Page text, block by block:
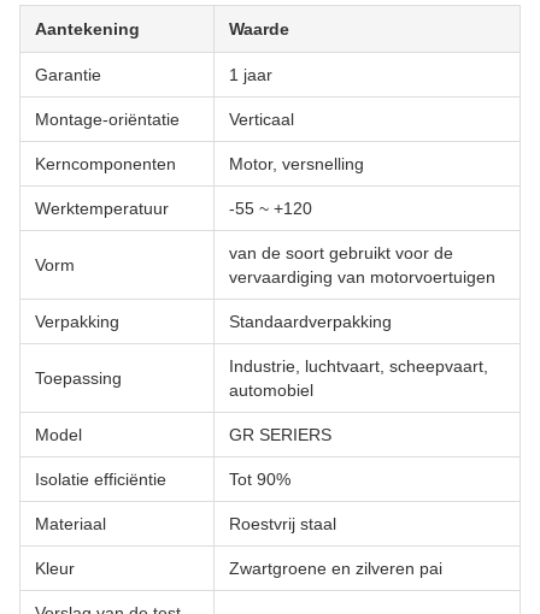
Aantekening Waarde
Garantie 1 jaar
Montage-oriëntatie Verticaal
Kerncomponenten Motor, versnelling
Werktemperatuur -55 ~ +120
Vorm
van de soort gebruikt voor de
vervaardiging van motorvoertuigen
Verpakking Standaardverpakking
Toepassing
Industrie, luchtvaart, scheepvaart,
automobiel
Model GR SERIERS
Isolatie efficiëntie Tot 90%
Materiaal Roestvrij staal
Kleur Zwartgroene en zilveren pai